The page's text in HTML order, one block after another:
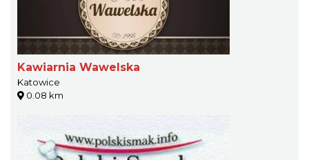
Kawiarnia Wawelska
Katowice
0.08 km